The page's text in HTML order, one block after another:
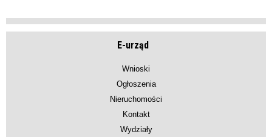
E-urząd
Wnioski
Ogłoszenia
Nieruchomości
Kontakt
Wydziały